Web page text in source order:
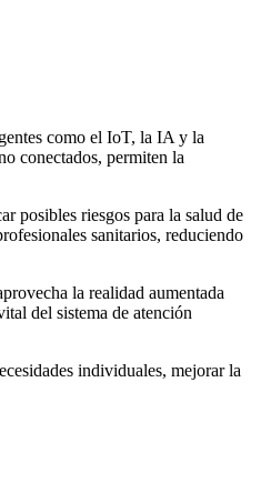
como el IoT, la IA y la
conectados, permiten la
posibles riesgos para la salud de
sanitarios, reduciendo
la realidad aumentada
del sistema de atención
individuales, mejorar la